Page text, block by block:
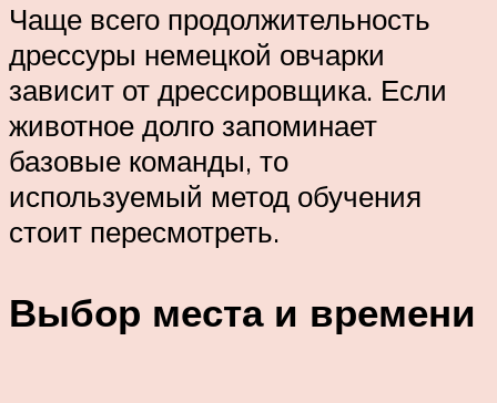
Чаще всего продолжительность
дрессуры немецкой овчарки
зависит от дрессировщика. Если
животное долго запоминает
базовые команды, то
используемый метод обучения
стоит пересмотреть.
Выбор места и времени